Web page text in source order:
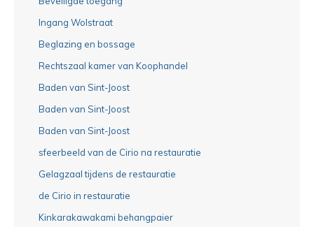
Ingang Wolstraat
Beglazing en bossage
Rechtszaal kamer van Koophandel
Baden van Sint-Joost
Baden van Sint-Joost
Baden van Sint-Joost
sfeerbeeld van de Cirio na restauratie
Gelagzaal tijdens de restauratie
de Cirio in restauratie
Kinkarakawakami behangpaier